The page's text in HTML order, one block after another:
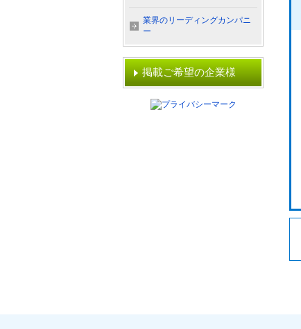
業界のリーディングカンパニ
ー
掲載ご希望の企業様